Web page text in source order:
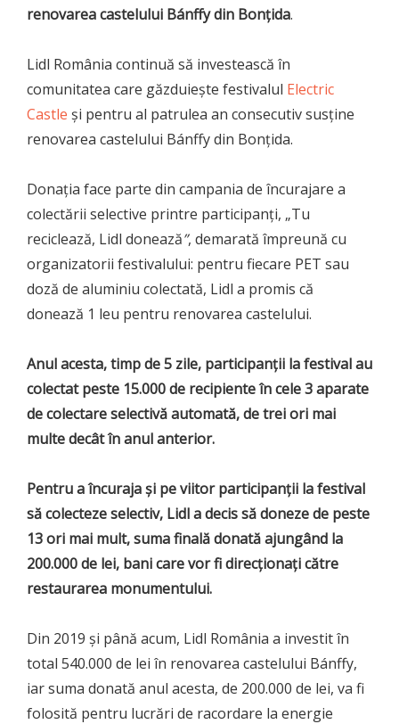
renovarea castelului Bánffy din Bonțida.
Lidl România continuă să investească în
comunitatea care găzduiește festivalul Electric
Castle și pentru al patrulea an consecutiv susține
renovarea castelului Bánffy din Bonțida.
Donația face parte din campania de încurajare a
colectării selective printre participanți, „Tu
reciclează, Lidl donează”, demarată împreună cu
organizatorii festivalului: pentru fiecare PET sau
doză de aluminiu colectată, Lidl a promis că
donează 1 leu pentru renovarea castelului.
Anul acesta, timp de 5 zile, participanții la festival au
colectat peste 15.000 de recipiente în cele 3 aparate
de colectare selectivă automată, de trei ori mai
multe decât în anul anterior.
Pentru a încuraja și pe viitor participanții la festival
să colecteze selectiv, Lidl a decis să doneze de peste
13 ori mai mult, suma finală donată ajungând la
200.000 de lei, bani care vor fi direcționați către
restaurarea monumentului.
Din 2019 și până acum, Lidl România a investit în
total 540.000 de lei în renovarea castelului Bánffy,
iar suma donată anul acesta, de 200.000 de lei, va fi
folosită pentru lucrări de racordare la energie